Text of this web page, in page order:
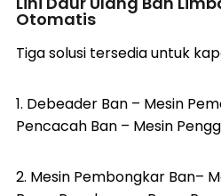
Otomatis
Tiga solusi tersedia untuk
1. Debeader Ban – Mesin
Pencacah Ban – Mesin
2. Mesin Pembongkar Ban–